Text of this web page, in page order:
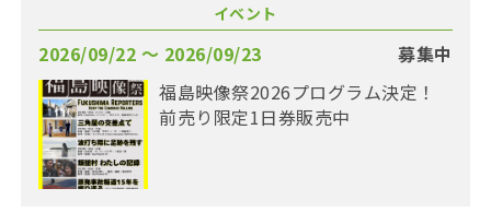
イベント
2026/09/22 〜 2026/09/23
募集中
福島映像祭2026プログラム決定！
前売り限定1日券販売中